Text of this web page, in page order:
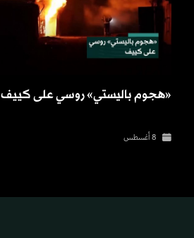
«هجوم باليستي» روسي على كييف
8 أغسطس